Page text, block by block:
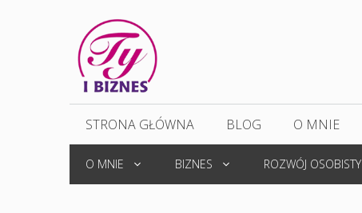
STRONA GŁÓWNA BLOG O MNIE
O MNIE BIZNES ROZWÓJ OSOBISTY